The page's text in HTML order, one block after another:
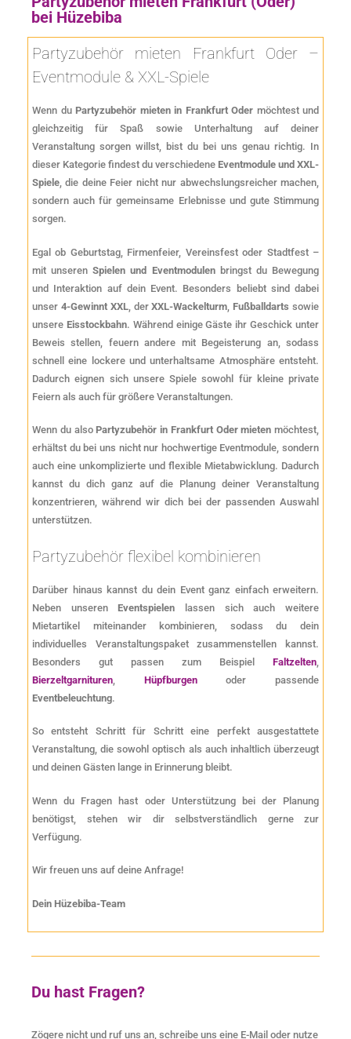
bei Hüzebiba
Partyzubehör mieten Frankfurt Oder –
Eventmodule & XXL-Spiele
Wenn du Partyzubehör mieten in Frankfurt Oder möchtest und
gleichzeitig für Spaß sowie Unterhaltung auf deiner
Veranstaltung sorgen willst, bist du bei uns genau richtig. In
dieser Kategorie findest du verschiedene Eventmodule und XXL-
Spiele, die deine Feier nicht nur abwechslungsreicher machen,
sondern auch für gemeinsame Erlebnisse und gute Stimmung
sorgen.
Egal ob Geburtstag, Firmenfeier, Vereinsfest oder Stadtfest –
mit unserenSpielen und Eventmodulenbringst du Bewegung
und Interaktion auf dein Event. Besonders beliebt sind dabei
unser 4-Gewinnt XXL, derXXL-Wackelturm Fußballdarts sowie
unsere Eisstockbahn. Während einige Gäste ihr Geschick unter
Beweis stellen, feuern andere mit Begeisterung an, sodass
schnell eine lockere und unterhaltsame Atmosphäre entsteht.
Dadurch eignen sich unsere Spiele sowohl für kleine private
Feiern als auch für größere Veranstaltungen.
Wenn du also Partyzubehör in Frankfurt Oder mieten möchtest,
erhältst du bei uns nicht nur hochwertige Eventmodule, sondern
auch eine unkomplizierte und flexible Mietabwicklung. Dadurch
kannst du dich ganz auf die Planung deiner Veranstaltung
konzentrieren, während wir dich bei der passenden Auswahl
unterstützen.
Partyzubehör flexibel kombinieren
Darüber hinaus kannst du dein Event ganz einfach erweitern.
Neben unseren Eventspielen lassen sich auch weitere
Mietartikel miteinander kombinieren, sodass du dein
individuelles Veranstaltungspaket zusammenstellen kannst.
Besonders gut passen zum Beispiel Faltzelten
Bierzeltgarnituren
Hüpfburgenoder passende
Eventbeleuchtung.
So entsteht Schritt für Schritt eine perfekt ausgestattete
Veranstaltung, die sowohl optisch als auch inhaltlich überzeugt
und deinen Gästen lange in Erinnerung bleibt.
Wenn du Fragen hast oder Unterstützung bei der Planung
benötigst, stehen wir dir selbstverständlich gerne zur
Verfügung.
Wir freuen uns auf deine Anfrage!
Dein Hüzebiba-Team
Du hast Fragen?
Zögere nicht und ruf uns an, schreibe uns eine E-Mail oder nutze